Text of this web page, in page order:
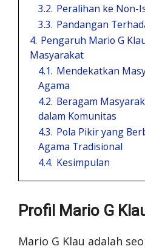
3.2. Peralihan ke Non-
3.3. Pandangan
4. Pengaruh Mario G
Masyarakat
4.1. Mendekatkan
Agama
4.2. Beragam
dalam Komunitas
4.3. Pola Pikir yang
Agama Tradisional
4.4. Kesimpulan
Profil Mario G
Mario G Klau adalah